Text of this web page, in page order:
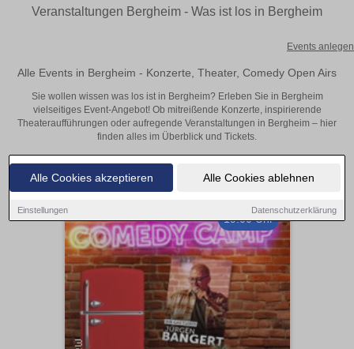
Alle Cookies akzeptieren Alle Cookies ablehnen
Einstellungen Datenschutzerklärung
Veranstaltungen Bergheim - Was ist los in Bergheim
Events anlegen
Alle Events in Bergheim - Konzerte, Theater, Comedy Open Airs
Sie wollen wissen was los ist in Bergheim? Erleben Sie in Bergheim
vielseitiges Event-Angebot! Ob mitreißende Konzerte, inspirierende
Theateraufführungen oder aufregende Veranstaltungen in Bergheim – hier
finden alles im Überblick und Tickets.
19:00 Uhr